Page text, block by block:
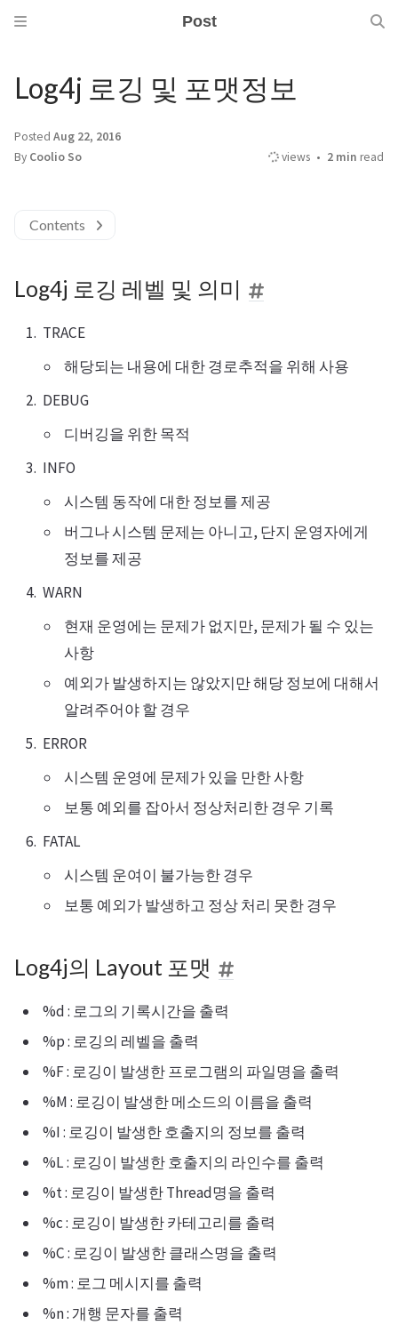
Post
Log4j 로깅 및 포맷정보
Posted Aug 22, 2016
By Coolio So views 2 min read
Contents
Log4j 로깅 레벨 및 의미
TRACE
해당되는 내용에 대한 경로추적을 위해 사용
DEBUG
디버깅을 위한 목적
INFO
시스템 동작에 대한 정보를 제공
버그나 시스템 문제는 아니고, 단지 운영자에게
정보를 제공
WARN
현재 운영에는 문제가 없지만, 문제가 될 수 있는
사항
예외가 발생하지는 않았지만 해당 정보에 대해서
알려주어야 할 경우
ERROR
시스템 운영에 문제가 있을 만한 사항
보통 예외를 잡아서 정상처리한 경우 기록
FATAL
시스템 운여이 불가능한 경우
보통 예외가 발생하고 정상 처리 못한 경우
Log4j의 Layout 포맷
%d : 로그의 기록시간을 출력
%p : 로깅의 레벨을 출력
%F : 로깅이 발생한 프로그램의 파일명을 출력
%M : 로깅이 발생한 메소드의 이름을 출력
%I : 로깅이 발생한 호출지의 정보를 출력
%L : 로깅이 발생한 호출지의 라인수를 출력
%t : 로깅이 발생한 Thread명을 출력
%c : 로깅이 발생한 카테고리를 출력
%C : 로깅이 발생한 클래스명을 출력
%m : 로그 메시지를 출력
%n : 개행 문자를 출력